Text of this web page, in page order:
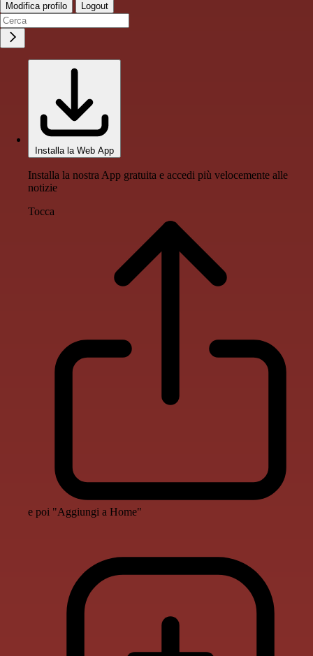
Modifica profilo Logout
Installa la Web App
Installa la nostra App gratuita e accedi più velocemente alle
notizie
Tocca
e poi "Aggiungi a Home"